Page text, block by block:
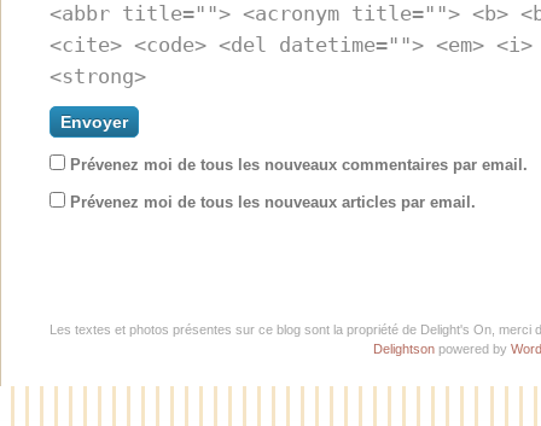
<abbr title=""> <acronym title=""> <b>
<cite> <code> <del datetime=""> <em>
<strong>
Prévenez moi de tous les nouveaux commentaires par email.
Prévenez moi de tous les nouveaux articles par email.
Les textes et photos présentes sur ce blog sont la propriété de Delight's On,
Delightson powered by